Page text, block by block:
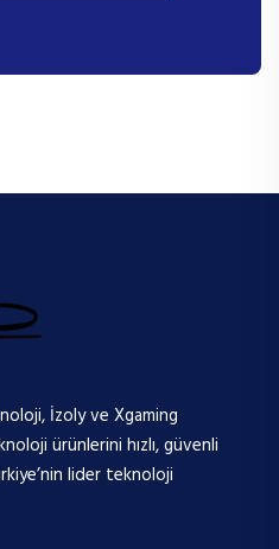
İzoly ve Xgaming
ürünlerini hızlı, güvenli
lider teknoloji